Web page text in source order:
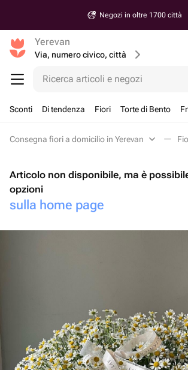
Negozi in oltre 1700 città
Yerevan
Via, numero civico, città
Ricerca articoli e negozi
Sconti Di tendenza Fiori Torte di Bento
Consegna fiori a domicilio in Yerevan
Articolo non disponibile, ma è
opzioni
sulla home page